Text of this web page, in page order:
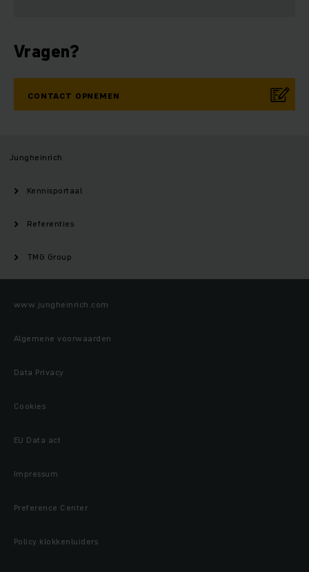
Vragen?
CONTACT OPNEMEN
Jungheinrich
Kennisportaal
Referenties
TMG Group
www.jungheinrich.com
Algemene voorwaarden
Data Privacy
Cookies
EU Data act
Impressum
Preference Center
Policy klokkenluiders